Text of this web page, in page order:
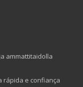
ammattitaidolla
rápida e confiança